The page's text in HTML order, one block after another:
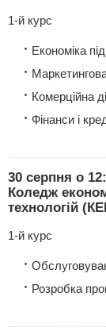
1-й курс
Економіка
Комерційна
Фінанси і
30 серпня о
Коледж
технологій
1-й курс
Розробка